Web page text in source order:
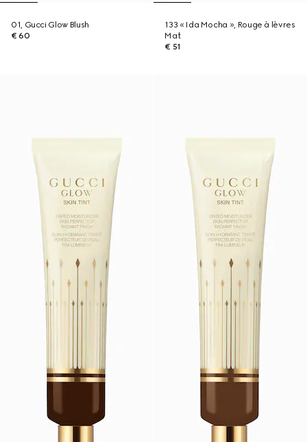
01, Gucci Glow Blush
€ 60
133 « Ida Mocha », Rouge à lèvres
Mat
€ 51